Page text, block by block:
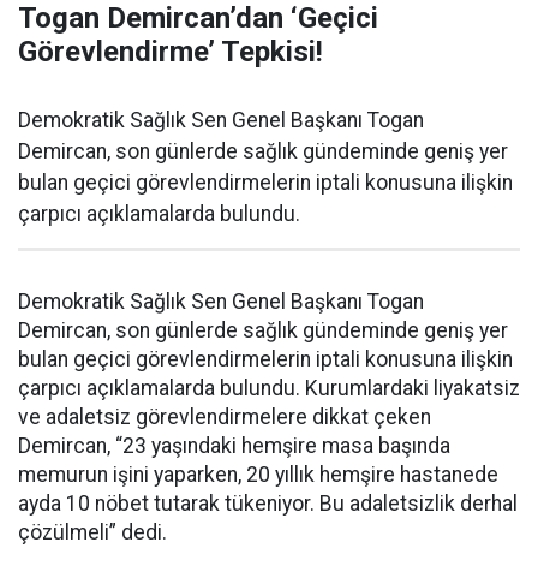
Togan Demircan’dan ‘Geçici
Görevlendirme’ Tepkisi!
Demokratik Sağlık Sen Genel Başkanı Togan
Demircan, son günlerde sağlık gündeminde geniş yer
bulan geçici görevlendirmelerin iptali konusuna ilişkin
çarpıcı açıklamalarda bulundu.
Demokratik Sağlık Sen Genel Başkanı Togan
Demircan, son günlerde sağlık gündeminde geniş yer
bulan geçici görevlendirmelerin iptali konusuna ilişkin
çarpıcı açıklamalarda bulundu. Kurumlardaki liyakatsiz
ve adaletsiz görevlendirmelere dikkat çeken
Demircan, “23 yaşındaki hemşire masa başında
memurun işini yaparken, 20 yıllık hemşire hastanede
ayda 10 nöbet tutarak tükeniyor. Bu adaletsizlik derhal
çözülmeli” dedi.